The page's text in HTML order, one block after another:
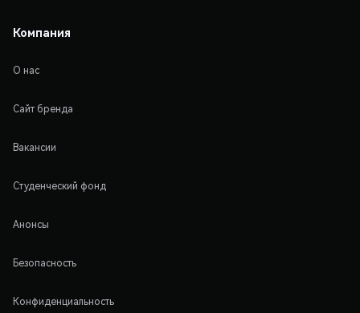
Компания
О нас
Сайт бренда
Вакансии
Студенческий фонд
Анонсы
Безопасность
Конфиденциальность